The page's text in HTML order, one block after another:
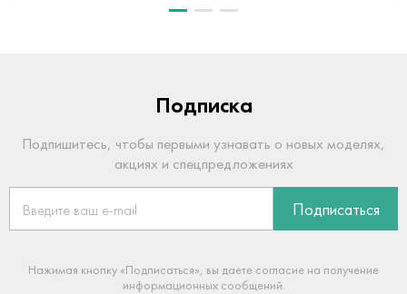
Подписка
Подпишитесь, чтобы первыми узнавать о новых моделях,
акциях и спецпредложениях
Подписаться
Нажимая кнопку «Подписаться», вы даете согласие на получение
информационных сообщений.